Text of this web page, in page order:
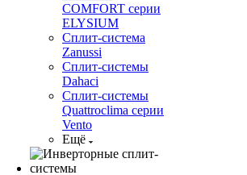
COMFORT серии
ELYSIUM
Сплит-система
Zanussi
Сплит-системы
Dahaci
Сплит-системы
Quattroclima серии
Vento
Ещё